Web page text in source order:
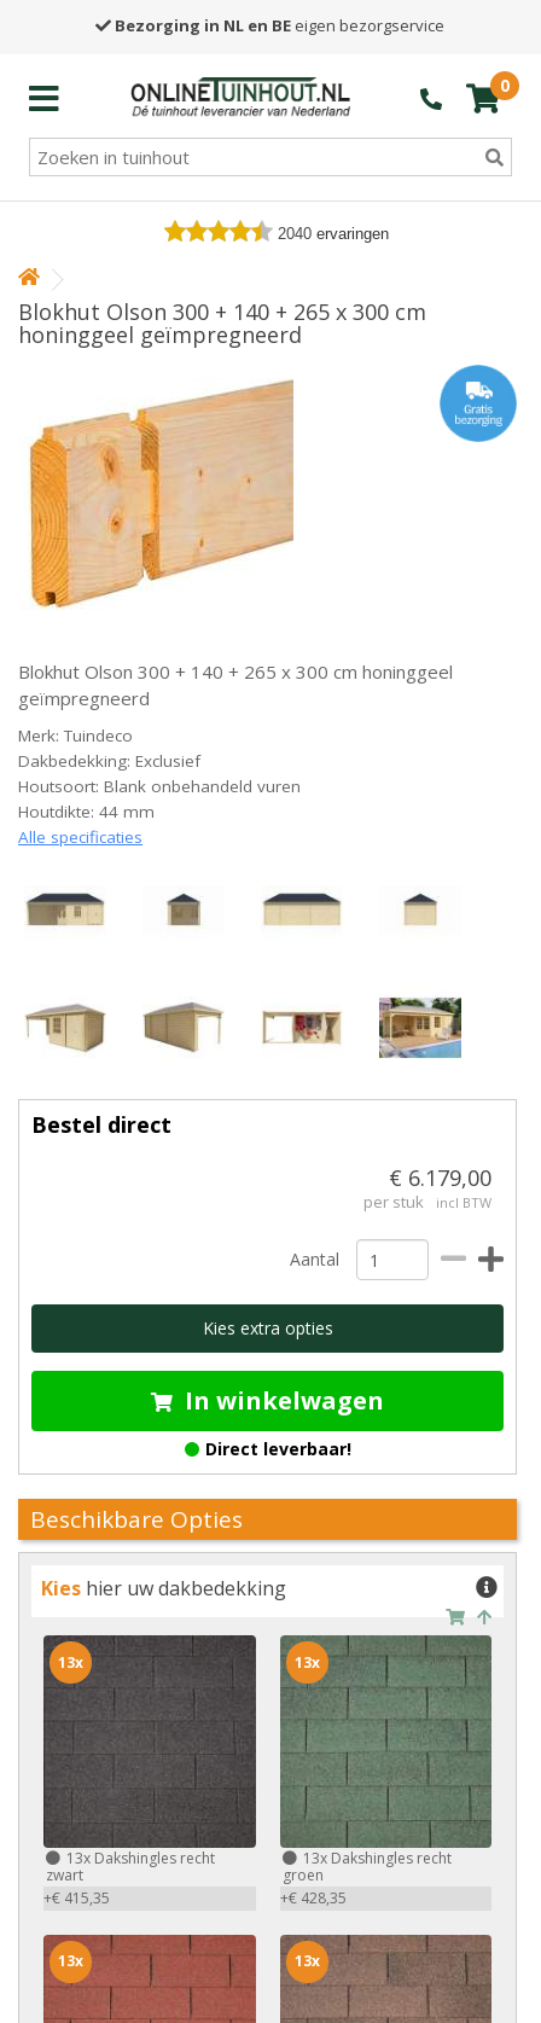
Bezorging in NL en BE eigen bezorgservice
0
2040 ervaringen
Blokhut Olson 300 + 140 + 265 x 300 cm
honinggeel geïmpregneerd
Blokhut Olson 300 + 140 + 265 x 300 cm honinggeel
geïmpregneerd
Merk: Tuindeco
Dakbedekking: Exclusief
Houtsoort: Blank onbehandeld vuren
Houtdikte: 44 mm
Alle specificaties
Bestel direct
€ 6.179,00
per stuk incl BTW
Aantal
Kies extra opties
In winkelwagen
Direct leverbaar!
Beschikbare Opties
Kies hier uw dakbedekking
13x Dakshingles recht
zwart
+€ 415,35
13x
13xDakshingles recht
groen
+€ 428,35
13x
13x 13x